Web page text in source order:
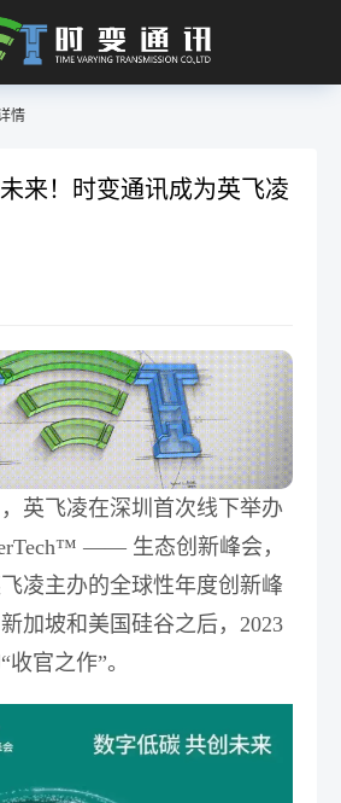
情
来！时变通讯成为英飞凌
英飞凌在深圳首次线下举办
—— 生态创新峰会，
凌主办的全球性年度创新峰
加坡和美国硅谷之后，2023
官之作”。